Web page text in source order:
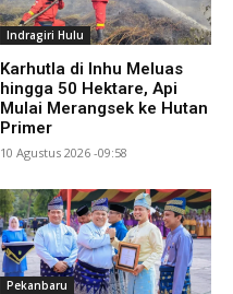
Indragiri Hulu
Karhutla di Inhu Meluas
hingga 50 Hektare, Api
Mulai Merangsek ke Hutan
Primer
10 Agustus 2026 -09:58
Pekanbaru